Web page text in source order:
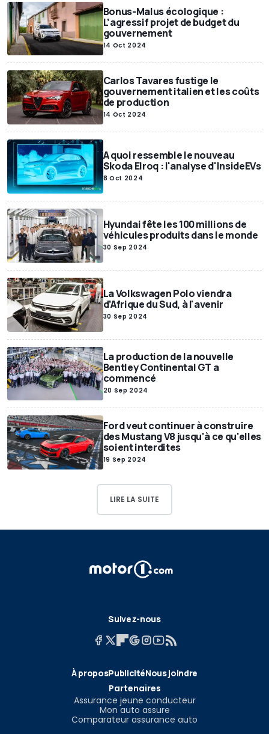
Bonus-Malus écologique :
L’agressif projet de budget du
gouvernement
14 Oct 2024
Carlos Tavares fustige le
gouvernement italien et les coûts
de production
14 Oct 2024
A quoi ressemble le nouveau
Skoda Elroq : l'analyse d'InsideEVs
8 Oct 2024
Hyundai fête les 100 millions de
véhicules produits dans le monde
30 Sep 2024
La Volkswagen Polo viendra
d’Afrique du Sud, à l'avenir
30 Sep 2024
La production de la nouvelle
Bentley Continental GT a
commencé
20 Sep 2024
Ford veut continuer à construire
des Mustang V8 jusqu'à ce qu'elles
soient interdites
19 Sep 2024
LIRE LA SUITE
Suivez-nous
À proposPublicitéNous joindre
Partenaires
Assurance jeune conducteur
Mon auto assure
Comparateur assurance auto